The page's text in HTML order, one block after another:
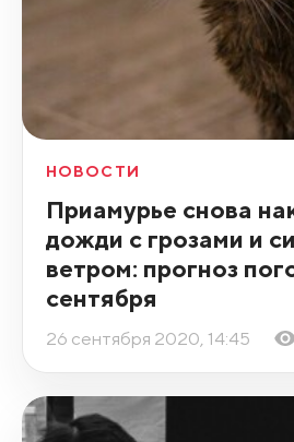
НОВОСТИ
Приамурье снова
дожди с грозами и
ветром: прогноз
сентября
26 сентября 2020, 14:45